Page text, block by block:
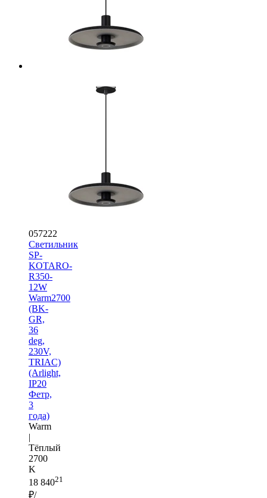
057222
Светильник
SP-
KOTARO-
R350-
12W
Warm2700
(BK-
GR,
36
deg,
230V,
TRIAC)
(Arlight,
IP20
Фетр,
3
года)
Warm
|
Тёплый
2700
K
18 84021
₽/